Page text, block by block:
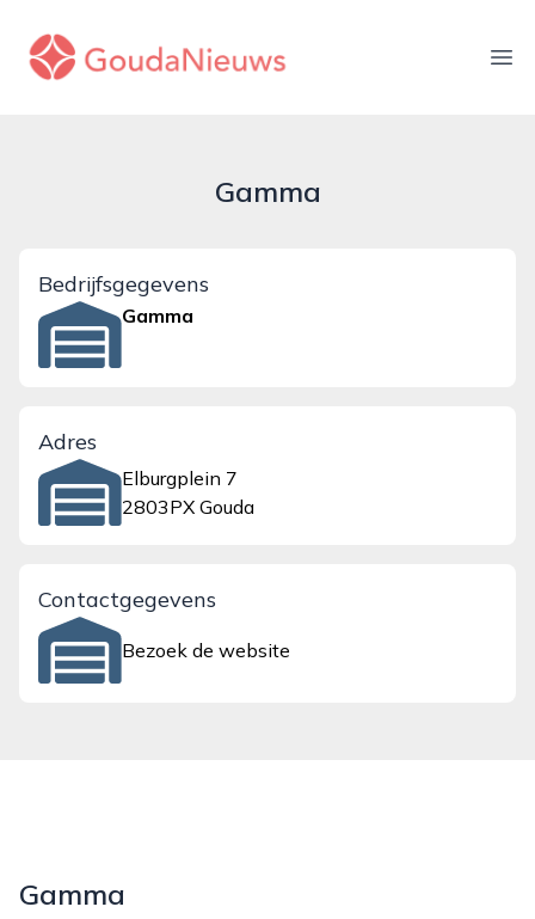
gouda-nieuws.nl
Gamma
Bedrijfsgegevens
Gamma
Adres
Elburgplein 7
2803PX Gouda
Contactgegevens
Bezoek de website
Gamma